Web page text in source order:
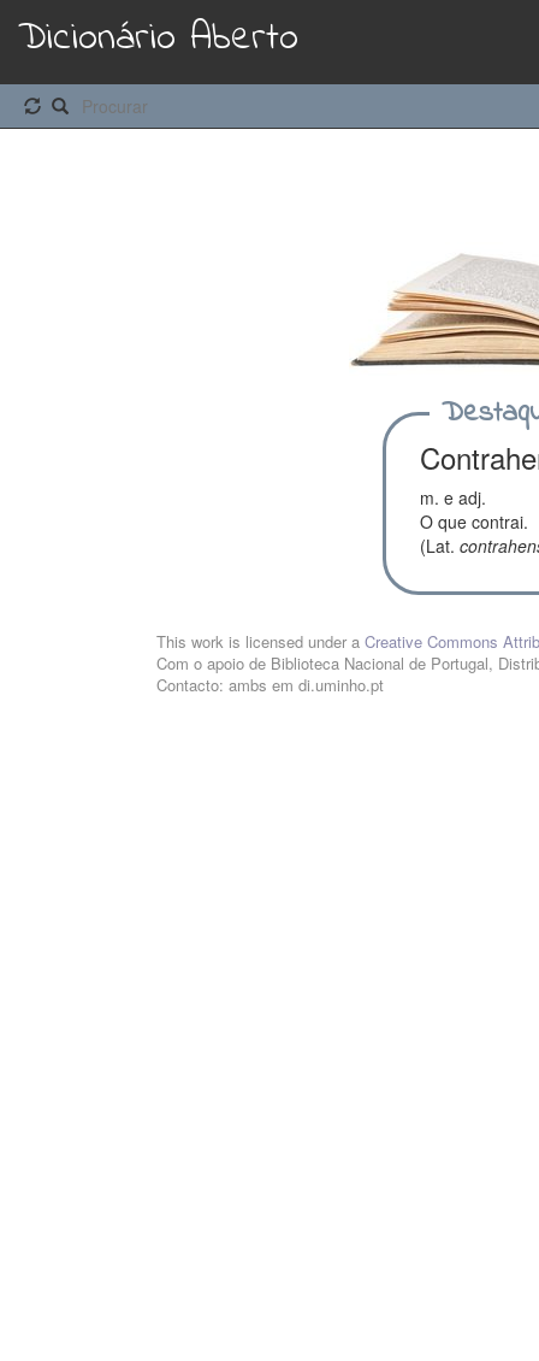
Dicionário Aberto
m. e adj.
O que contrai.
(Lat.
This work is licensed under a Creative Commons
Com o apoio de Biblioteca Nacional de Portugal,
Contacto: ambs em di.uminho.pt